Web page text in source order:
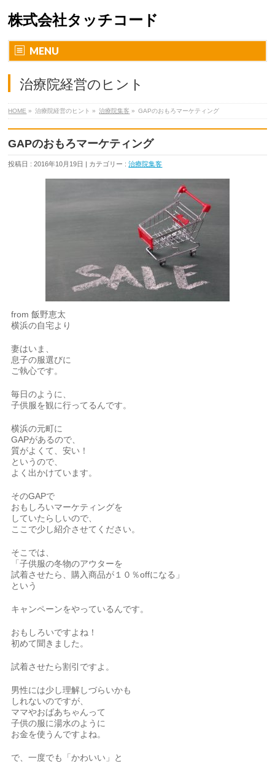
株式会社タッチコード
MENU
治療院経営のヒント
HOME » 治療院経営のヒント » 治療院集客 » GAPのおもろマーケティング
GAPのおもろマーケティング
投稿日 : 2016年10月19日 | カテゴリー :治療院集客
from 飯野恵太
横浜の自宅より
妻はいま、
息子の服選びに
ご執心です。
毎日のように、
子供服を観に行ってるんです。
横浜の元町に
GAPがあるので、
質がよくて、安い！
というので、
よく出かけています。
そのGAPで
おもしろいマーケティングを
していたらしいので、
ここで少し紹介させてください。
そこでは、
「子供服の冬物のアウターを
試着させたら、購入商品が１０％offになる」
という
キャンペーンをやっているんです。
おもしろいですよね！
初めて聞きました。
試着させたら割引ですよ。
男性には少し理解しづらいかも
しれないのですが、
ママやおばあちゃんって
子供の服に湯水のように
お金を使うんですよね。
で、一度でも「かわいい」と